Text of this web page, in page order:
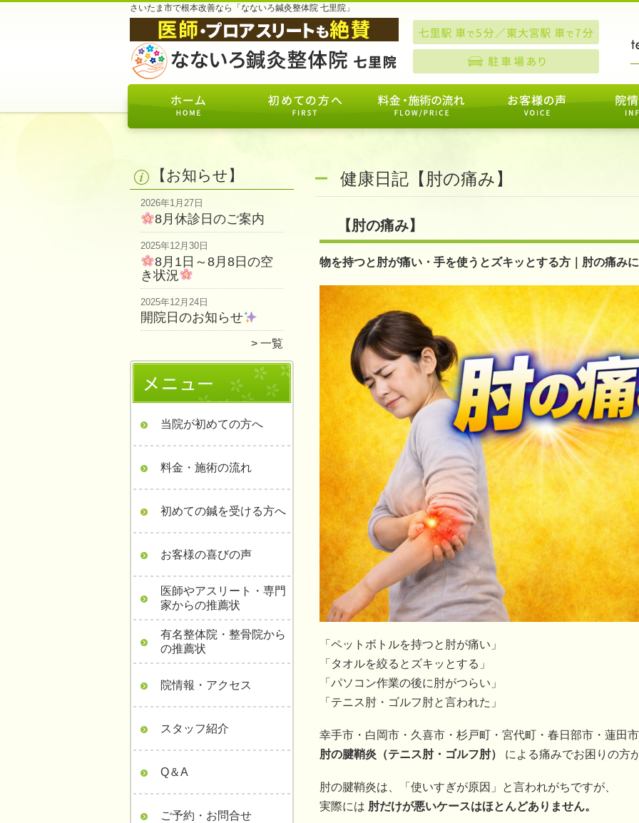
さいたま市で根本改善なら「なないろ鍼灸整体院 七里院」
【お知らせ】
2026年1月27日
8月休診日のご案内
2025年12月30日
8月1日～8月8日の空
き状況
2025年12月24日
開院日のお知らせ
一覧
当院が初めての方へ
料金・施術の流れ
初めての鍼を受ける方へ
お客様の喜びの声
医師やアスリート・専門
家からの推薦状
有名整体院・整骨院から
の推薦状
院情報・アクセス
スタッフ紹介
Q＆A
ご予約・お問合せ
健康日記【肘の痛み】
【肘の痛み】
物を持つと肘が痛い・手を使うとズキッとする方｜肘の痛み
「ペットボトルを持つと肘が痛い」
「タオルを絞るとズキッとする」
「パソコン作業の後に肘がつらい」
「テニス肘・ゴルフ肘と言われた」
幸手市・白岡市・久喜市・杉戸町・宮代町・春日部市・蓮田
肘の腱鞘炎（テニス肘・ゴルフ肘）
による痛みでお困りの方
肘の腱鞘炎は、「使いすぎが原因」と言われがちですが、
実際には 肘だけが悪いケースはほとんどありません。